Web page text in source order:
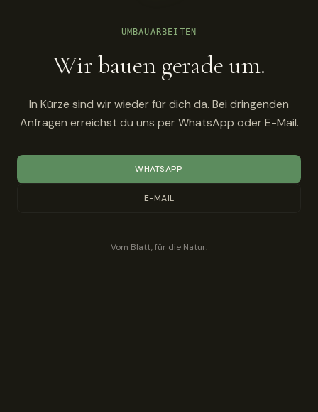
UMBAUARBEITEN
Wir bauen gerade um.
In Kürze sind wir wieder für dich da. Bei dringenden
Anfragen erreichst du uns per WhatsApp oder E-Mail.
WHATSAPP
E-MAIL
Vom Blatt, für die Natur.